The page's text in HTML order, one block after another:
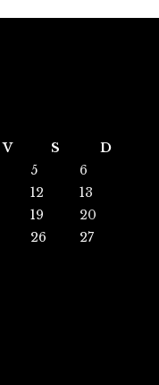
V S
D
5
6
12
13
19
20
26
27